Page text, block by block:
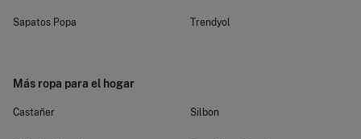
Sapatos Popa Trendyol
Más ropa para el hogar
Castañer Silbon